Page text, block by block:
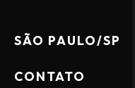
SÃO PAULO/SP
CONTATO